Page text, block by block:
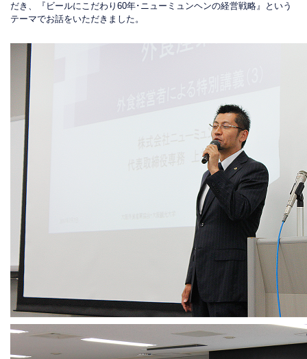
だき、『ビールにこだわり60年･ニューミュンヘンの経営戦略』という
テーマでお話をいただきました。